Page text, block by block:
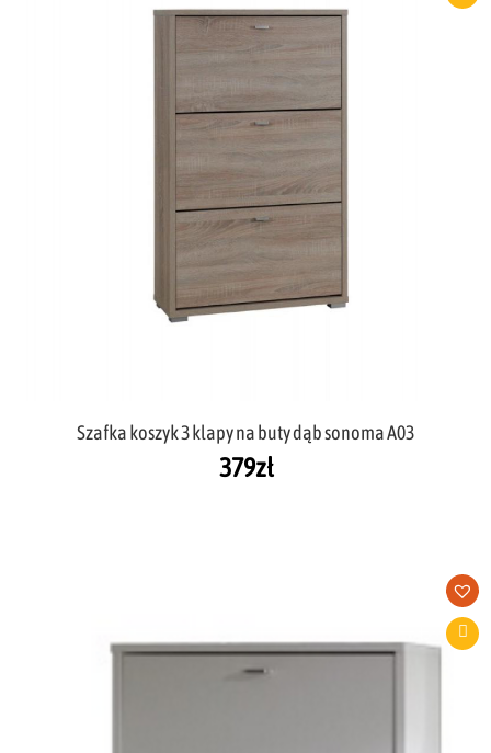
Szafka koszyk 3 klapy na buty dąb sonoma A03
379zł